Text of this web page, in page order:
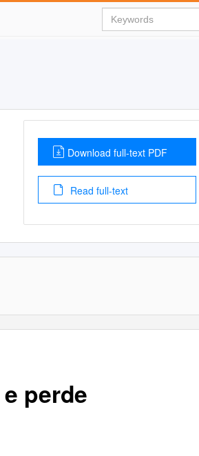
Download full-text PDF
Read full-text
perde